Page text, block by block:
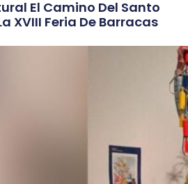
El Camino Del Santo
XVIII Feria De Barracas